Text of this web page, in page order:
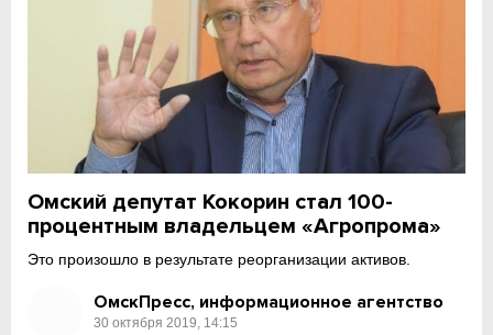
Омский депутат Кокорин стал 100-
процентным владельцем «Агропрома»
Это произошло в результате реорганизации активов.
ОмскПресс, информационное агентство
30 октября 2019, 14:15